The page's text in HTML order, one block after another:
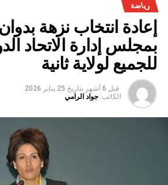
رياضة
إعادة انتخاب نزهة
بمجلس إدارة الاتحاد
للجميع لولاية ثانية
قبل 6 أشهر بتاريخ 25 يناير 2026
الكاتب: جواد الرامي